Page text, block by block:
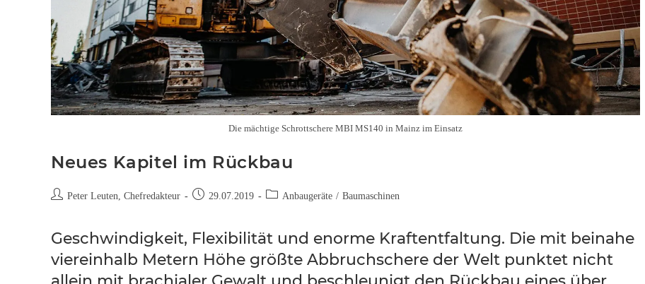
Die mächtige Schrottschere MBI MS140 in Mainz im Einsatz
Neues Kapitel im Rückbau
Peter Leuten, Chefredakteur 29.07.2019 Anbaugeräte / Baumaschinen
Geschwindigkeit, Flexibilität und enorme Kraftentfaltung. Die mit beinahe
viereinhalb Metern Höhe größte Abbruchschere der Welt punktet nicht